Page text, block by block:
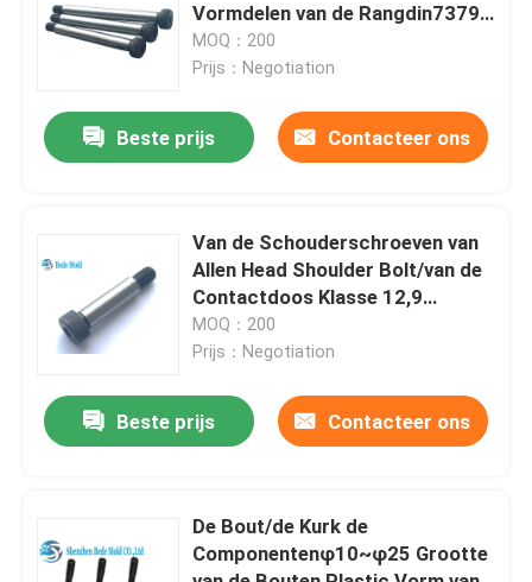
Contacten
Producten
de vormlente
Gidspijler
Uitwerperspelden
Sprue Ring
Vormdelen van de Rangdin7379
Injectie
MOQ：200
Prijs：Negotiation
Beste prijs Contacteer ons
Van de Schouderschroeven van
Allen Head Shoulder Bolt/van de
Contactdoos Klasse 12,9
ISO7379-Norm
MOQ：200
Prijs：Negotiation
Beste prijs Contacteer ons
De Bout/de Kurk de
Componentenφ10~φ25 Grootte